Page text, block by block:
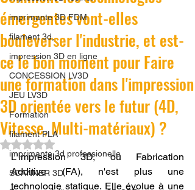
imprimante 3D FDM
filament 3d,
impression 3D en ligne
CONCESSION LV3D
JEU LV3D
Formation
filament PLA
imprimante 3d professionelle
SCANNER 3D
émergentes vont-elles
bouleverser l'industrie, et est-
ce le bon moment pour Faire
une formation dans l'impression
3D orientée vers le futur (4D,
Vitesse, Multi-matériaux) ?
Noté NaN étoiles sur 5.
L'impression 3D, ou Fabrication
Additive (FA), n'est plus une
technologie statique. Elle évolue à une